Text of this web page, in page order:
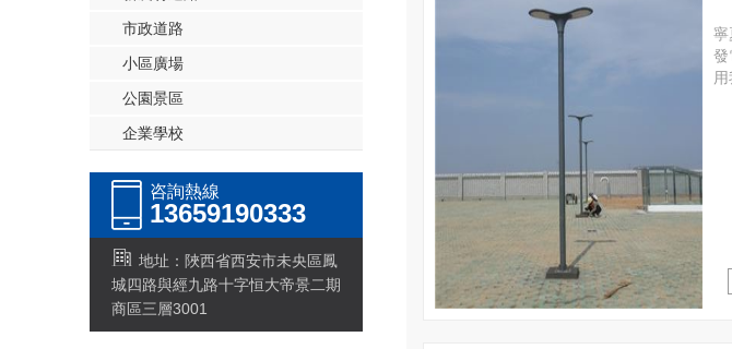
市政道路
小區廣場
公園景區
企業學校
咨詢熱線
13659190333
地址：陜西省西安市未央區鳳
城四路與經九路十字恒大帝景二期
商區三層3001
寧
發